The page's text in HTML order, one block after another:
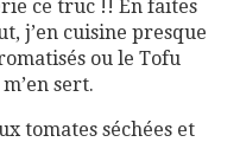
ce truc !! En faites
j’en cuisine presque
ou le Tofu
sert.
tomates séchées et